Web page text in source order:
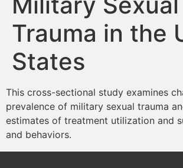
Presentación
De interés
Contenidos Psicoevidencias
Formación
Boletín
Trauma in the
States
This cross-sectional study examines
prevalence of military sexual trauma
estimates of treatment utilization and
and behaviors.